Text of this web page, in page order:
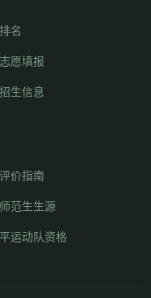
名
愿填报
生信息
价指南
范生生源
运动队资格